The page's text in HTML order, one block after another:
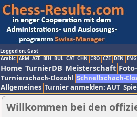
Logged on: Gast
Arabic ARM AZE BIH BUL CAT CHN CRO CZE DEN ENG
Home TurnierDB Meisterschaft
Turnierschach-Elozahl Schnellschach-
Allgemeines Turnier anmelden: AUT
Willkommen bei den